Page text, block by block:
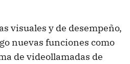
visuales y de desempeño,
nuevas funciones como
de videollamadas de